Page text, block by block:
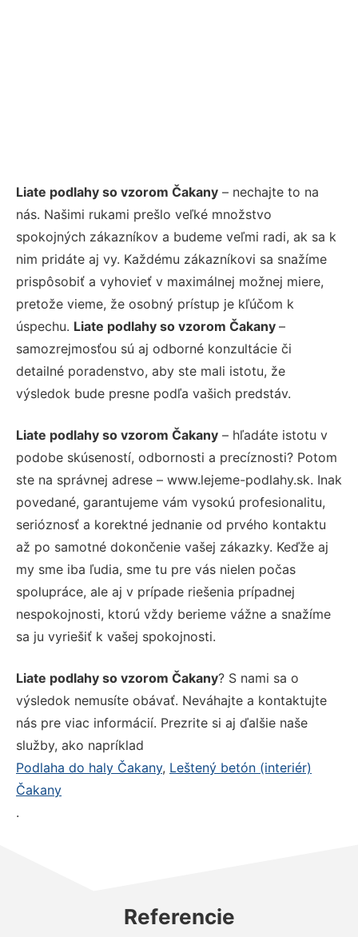
Liate podlahy so vzorom Čakany – nechajte to na
nás. Našimi rukami prešlo veľké množstvo
spokojných zákazníkov a budeme veľmi radi, ak sa k
nim pridáte aj vy. Každému zákazníkovi sa snažíme
prispôsobiť a vyhovieť v maximálnej možnej miere,
pretože vieme, že osobný prístup je kľúčom k
úspechu. Liate podlahy so vzorom Čakany –
samozrejmosťou sú aj odborné konzultácie či
detailné poradenstvo, aby ste mali istotu, že
výsledok bude presne podľa vašich predstáv.
Liate podlahy so vzorom Čakany – hľadáte istotu v
podobe skúseností, odbornosti a precíznosti? Potom
ste na správnej adrese – www.lejeme-podlahy.sk. Inak
povedané, garantujeme vám vysokú profesionalitu,
serióznosť a korektné jednanie od prvého kontaktu
až po samotné dokončenie vašej zákazky. Keďže aj
my sme iba ľudia, sme tu pre vás nielen počas
spolupráce, ale aj v prípade riešenia prípadnej
nespokojnosti, ktorú vždy berieme vážne a snažíme
sa ju vyriešiť k vašej spokojnosti.
Liate podlahy so vzorom Čakany? S nami sa o
výsledok nemusíte obávať. Neváhajte a kontaktujte
nás pre viac informácií. Prezrite si aj ďalšie naše
služby, ako napríklad
Podlaha do haly Čakany, Leštený betón (interiér)
Čakany
.
Referencie